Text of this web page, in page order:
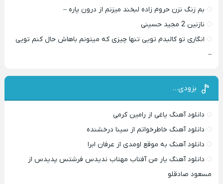
بم زنگ نزن حروم زاده لبخند میزنم از درون پاره –
نازنین 2 مجید حسینی
انگاری تو کالبدم تویی تنها چیزی که میتونم باهاش حال کنم تویی
–
بزودی…
دانلود آهنگ یاغی از رامین کرمی
دانلود آهنگ خاطرخواتم از سینا درخشنده
دانلود آهنگ به موقع اومدی از عرفان ابرا
دانلود آهنگ یار من آفتاب مهتاب ندیدس فرشتس پدیدس از
مسعود صادقلو